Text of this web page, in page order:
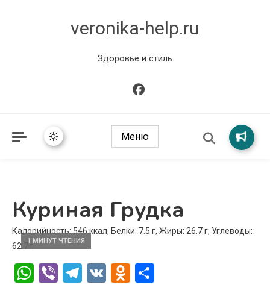
veronika-help.ru
Здоровье и стиль
Меню
Куриная Грудка
1 МИНУТ ЧТЕНИЯ
Калорийность: 546 ккал, Белки: 7.5 г, Жиры: 26.7 г, Углеводы:
62.7 г
WhatsApp
ViberTelegram
VK Odnoklassniki